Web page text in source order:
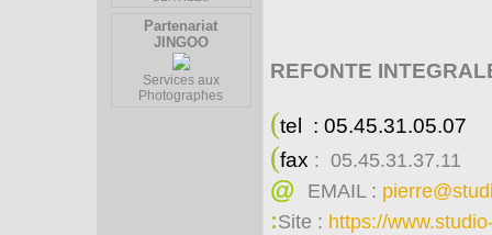
Partenariat
JINGOO
Services aux
Photographes
REFONTE
(tel : 05.45.31.05.07
(fax : 05.45.31.37.11
@ EMAIL :
:Site : https://